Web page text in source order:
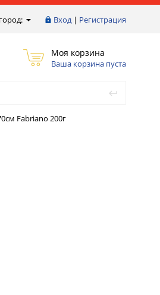
Вход| Регистрация
Моя корзина
Ваша корзина пуста
Fabriano 200г